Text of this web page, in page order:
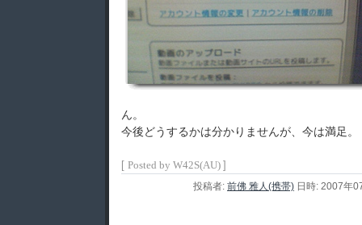
ん。
今後どうするかは分かりませんが、今は満足。
[ Posted by W42S(AU) ]
投稿者: 前佛 雅人(携帯) 日時: 2007年